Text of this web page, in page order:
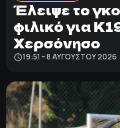
Έλειψε το
φιλικό για
Χερσόνησο
19:51 - 8 ΑΥΓΟΎΣΤΟΥ 2026